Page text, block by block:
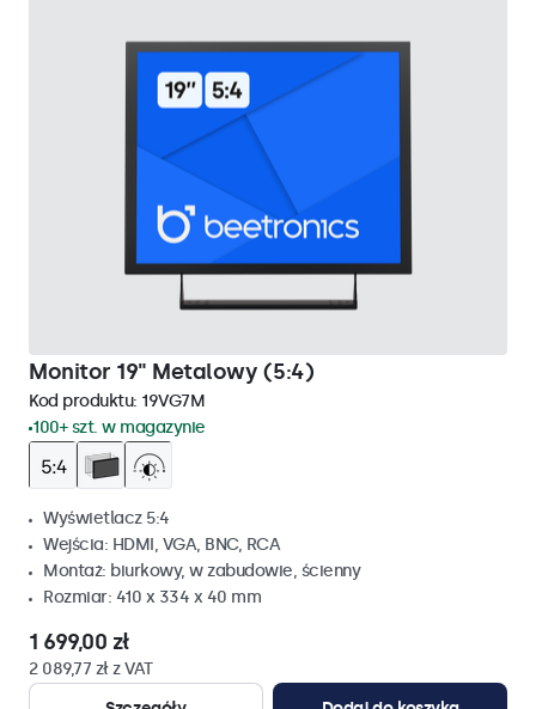
Monitor 19" Metalowy (5:4)
Kod produktu: 19VG7M
100+ szt. w magazynie
Wyświetlacz 5:4
Wejścia: HDMI, VGA, BNC, RCA
Montaż: biurkowy, w zabudowie, ścienny
Rozmiar: 410 x 334 x 40 mm
1 699,00 zł
2 089,77 zł z VAT